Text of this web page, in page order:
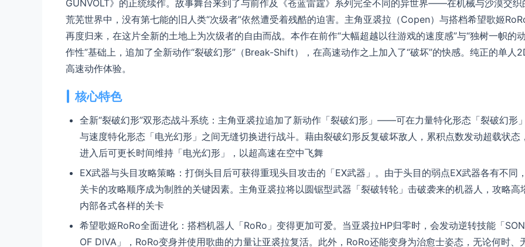
GUNVOLT》的正统续作。故事舞台来到了与前作及《苍蓝雷霆》系列完全不同的异世界——在机械与沙漠交织
荒芜世界中，没有第七能的旧人类“次级者”依然遭受着残酷的迫害。主角亚裘拉（Copen）与搭档希望歌姬
再度归来，在这片全新的土地上为次级者的自由而战。本作在前作“大幅超越以往游戏的速度感”与“独树一帜的动
作性”基础上，追加了全新动作“裂破幻形”（Break-Shift），在高速动作之上加入了“破坏”的快感。纯正的单人
高速动作体验。
核心特色
全新“裂破幻形”双形态战斗系统：主角亚裘拉追加了新动作「裂破幻形」——可在力量特化形态「裂破幻形」
与速度特化形态「电光幻形」之间无缝切换进行战斗。藉由裂破幻形反复破坏敌人，累积点数发动超载状态，
进入后可更长时间维持「电光幻形」，以超高速在空中飞舞
EX武器与头目攻略策略：打倒头目后可获得重现头目攻击的「EX武器」。由于头目的弱点EX武器各有不同，
关卡的攻略顺序成为制胜的关键因素。主角亚裘拉将以圆锯型武器「裂破转轮」击破袭来的机器人，攻略高
内部各式各样的关卡
希望歌姬RoRo全面进化：搭档机器人「RoRo」变得更加可爱。当亚裘拉HP归零时，会发动逆转技能「
OF DIVA」，RoRo变身并使用歌曲的力量让亚裘拉复活。此外，RoRo还能变身为治愈士姿态，无论何时、